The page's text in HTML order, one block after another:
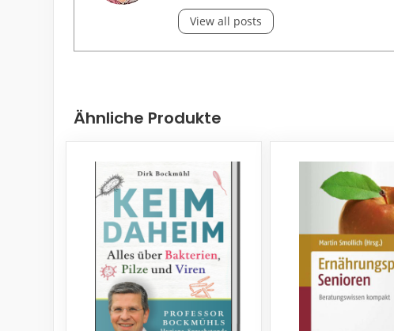
View all posts
Ähnliche Produkte